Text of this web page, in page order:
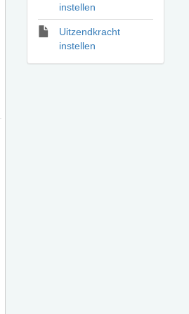
instellen
Uitzendkracht
instellen